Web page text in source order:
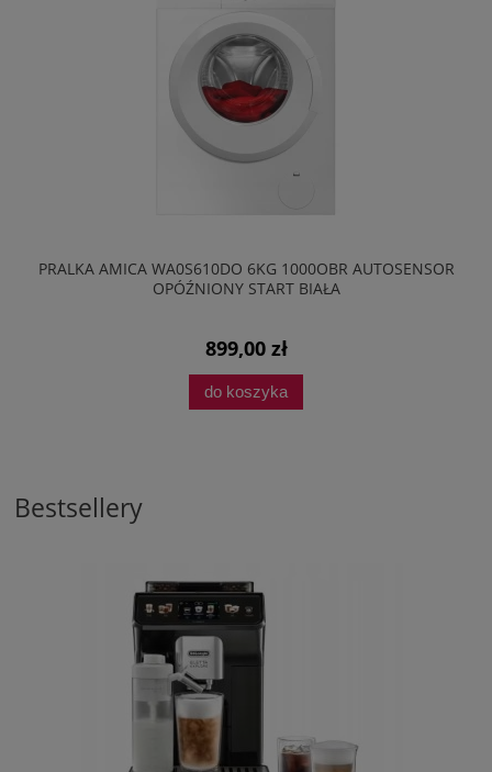
PRALKA AMICA WA0S610DO 6KG 1000OBR AUTOSENSOR
OPÓŹNIONY START BIAŁA
899,00 zł
do koszyka
Bestsellery